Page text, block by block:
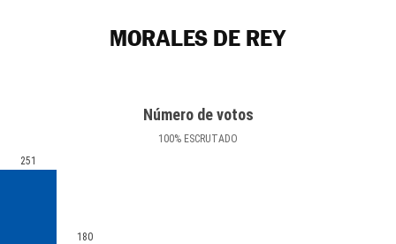
MORALES DE REY
Número de votos
100% ESCRUTADO
251
180